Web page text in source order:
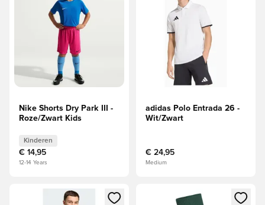
Nike Shorts Dry Park III -
Roze/Zwart Kids
Kinderen
€ 14,95
12-14 Years
adidas Polo Entrada 26 -
Wit/Zwart
€ 24,95
Medium
Opent een venster om in te loggen of je aan te melden als
Opent een venster om in te